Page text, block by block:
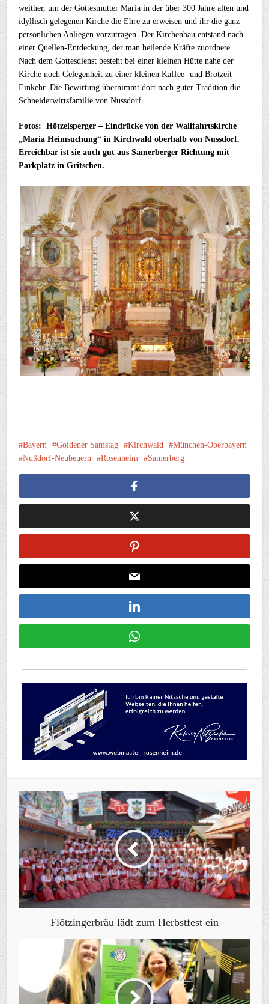
weither, um der Gottesmutter Maria in der über 300 Jahre alten und
idyllisch gelegenen Kirche die Ehre zu erweisen und ihr die ganz
persönlichen Anliegen vorzutragen. Der Kirchenbau entstand nach
einer Quellen-Entdeckung, der man heilende Kräfte zuordnete.
Nach dem Gottesdienst besteht bei einer kleinen Hütte nahe der
Kirche noch Gelegenheit zu einer kleinen Kaffee- und Brotzeit-
Einkehr. Die Bewirtung übernimmt dort nach guter Tradition die
Schneiderwirtsfamilie von Nussdorf.
Fotos: Hötzelsperger – Eindrücke von der Wallfahrtskirche
„Maria Heimsuchung“ in Kirchwald oberhalb von Nussdorf.
Erreichbar ist sie auch gut aus Samerberger Richtung mit
Parkplatz in Gritschen.
Bayern Goldener Samstag Kirchwald
München-Oberbayern
Nußdorf-Neubeuern
Rosenheim Samerberg
Flötzingerbräu lädt zum Herbstfest ein